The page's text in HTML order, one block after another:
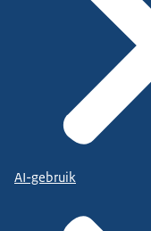
AI-gebruik